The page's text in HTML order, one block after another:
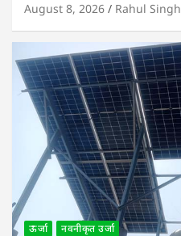
August 8, 2026 Rahul Singh
ऊर्जा नवनीकृत उर्जा